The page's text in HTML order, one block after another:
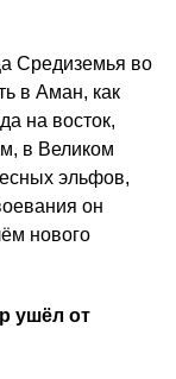
Средиземья во
в Аман, как
на восток,
в Великом
эльфов,
он
нового
ушёл от